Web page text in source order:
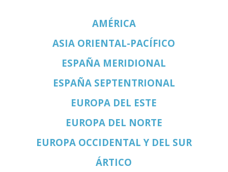
AMÉRICA
ASIA ORIENTAL-PACÍFICO
ESPAÑA MERIDIONAL
ESPAÑA SEPTENTRIONAL
EUROPA DEL ESTE
EUROPA DEL NORTE
EUROPA OCCIDENTAL Y DEL SUR
ÁRTICO